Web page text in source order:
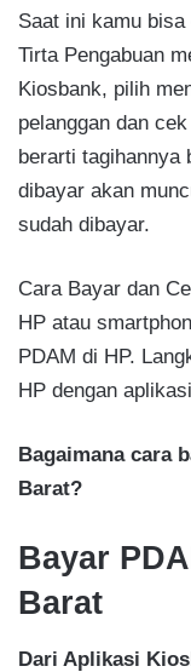
Saat ini kamu
Tirta Pengabuan
Kiosbank, pilih
pelanggan dan
berarti tagihannya
dibayar akan
sudah dibayar.
Cara Bayar dan
HP atau
PDAM di HP.
HP dengan
Bagaimana cara
Barat?
Bayar
Barat
Dari Aplikasi